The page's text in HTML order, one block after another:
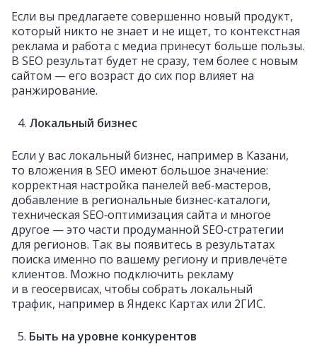
Если вы предлагаете совершенно новый продукт,
который никто не знает и не ищет, то контекстная
реклама и работа с медиа принесут больше пользы.
В SEO результат будет не сразу, тем более с новым
сайтом — его возраст до сих пор влияет на
ранжирование.
Локальный бизнес
Если у вас локальный бизнес, например в Казани,
то вложения в SEO имеют большое значение:
корректная настройка панелей веб‑мастеров,
добавление в региональные бизнес‑каталоги,
техническая SEO‑оптимизация сайта и многое
другое — это части продуманной SEO‑стратегии
для регионов. Так вы появитесь в результатах
поиска именно по вашему региону и привлечёте
клиентов. Можно подключить рекламу
и в геосервисах, чтобы собрать локальный
трафик, например в Яндекс Картах или 2ГИС.
Быть на уровне конкурентов